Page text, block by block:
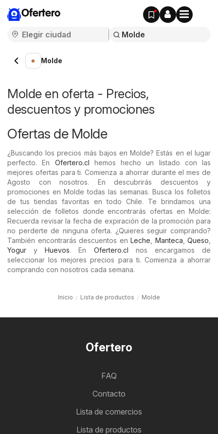
Ofertero
Molde
Molde en oferta - Precios,
descuentos y promociones
Ofertas de Molde
¿Buscando los precios más bajos en Molde? Estás en el lugar
perfecto. En Ofertero.cl hemos hecho un listado con las
mejores ofertas para ti. Comienza a ahorrar durante el mes de
Agosto con nosotros. En descubrirás descuentos y
promociones en Molde todas las semanas. Busca los folletos
de tus tiendas favoritas en todo Chile. Te brindamos una
selección de folletos donde encontrarás ofertas en Molde:
Recuerda revisar la fecha de expiración de la promoción para
no perderte de ninguna oferta. ¿Quieres seguir comprando?
También encontrarás descuentos en Leche Manteca Queso
Yogur yHuevos. En Ofertero.cl nos encargamos de
seleccionar los mejores precios para ti. Comienza a ahorrar
comprando con nosotros cada semana.
Inicio Lista de productos Molde
Ofertero
FAQ
Contacto
Lista de comercios
Lista de productos